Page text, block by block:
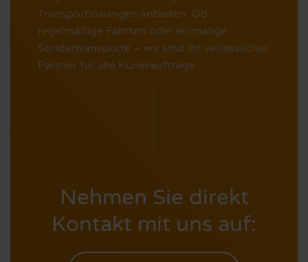
Transportlösungen anbieten. Ob
regelmäßige Fahrten oder einmalige
Sondertransporte – wir sind Ihr verlässlicher
Partner für alle Kurieraufträge.
Nehmen Sie direkt
Kontakt mit uns auf: